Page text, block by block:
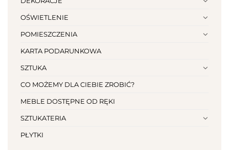
OŚWIETLENIE
POMIESZCZENIA
KARTA PODARUNKOWA
SZTUKA
CO MOŻEMY DLA CIEBIE ZROBIĆ?
MEBLE DOSTĘPNE OD RĘKI
SZTUKATERIA
PŁYTKI